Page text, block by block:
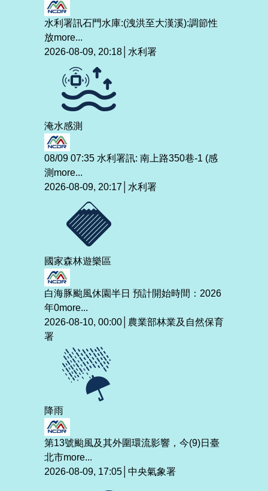
水利署訊石門水庫:(洩洪至大漢溪):調節性
放more...
2026-08-09, 20:18│水利署
淹水感測
08/09 07:35 水利署訊: 南上路350巷-1 (感
測 more...
2026-08-09, 20:17│水利署
國家森林遊樂區
白海豚颱風休園半日 預計開始時間：2026
年0more...
2026-08-10, 00:00│農業部林業及自然保育
署
降雨
第13號颱風及其外圍環流影響，今(9)日臺
北市more...
2026-08-09, 17:05│中央氣象署